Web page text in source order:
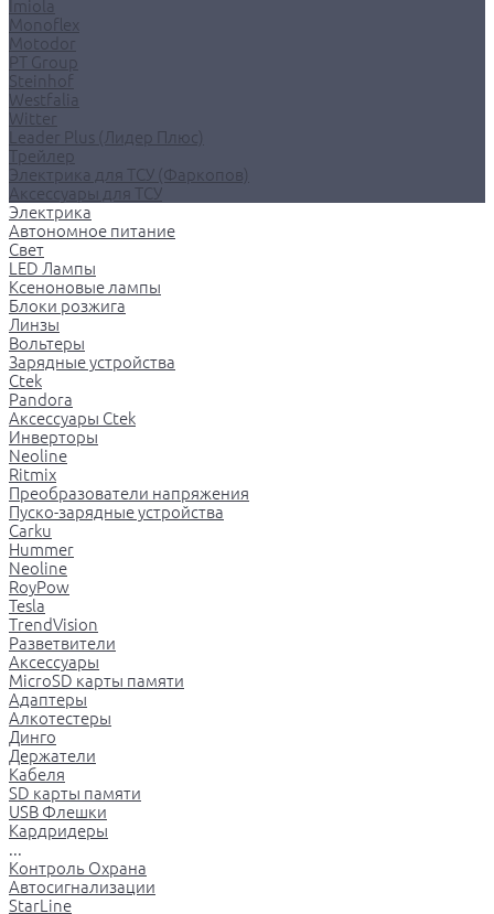
Imiola
Monoflex
Motodor
PT Group
Steinhof
Westfalia
Witter
Leader Plus (Лидер Плюс)
Трейлер
Электрика для ТСУ (Фаркопов)
Аксессуары для ТСУ
Электрика
Автономное питание
Свет
LED Лампы
Ксеноновые лампы
Блоки розжига
Линзы
Вольтеры
Зарядные устройства
Ctek
Pandora
Аксессуары Ctek
Инверторы
Neoline
Ritmix
Преобразователи напряжения
Пуско-зарядные устройства
Carku
Hummer
Neoline
RoyPow
Tesla
TrendVision
Разветвители
Аксессуары
MicroSD карты памяти
Адаптеры
Алкотестеры
Динго
Держатели
Кабеля
SD карты памяти
USB Флешки
Кардридеры
...
Контроль Охрана
Автосигнализации
StarLine